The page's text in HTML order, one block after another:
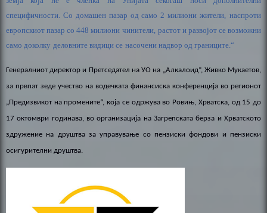
специфичности. Со домашен пазар од само 2 милиони жители, наспроти
европскиот пазар со 448 милиони чинители, растот и развојот се возможни
само доколку деловните видици се насочени надвор од границите.“
Генералниот директор и Претседател на УО на „Алкалоид“, Живко Мукаетов,
за првпат зеде учество на водечката финансиска конференција во регионот
„Предизвикот на промените“, која се одржува во Ровињ, Хрватска,од 15 до
17 октомври годинава, во организација на Загрепската берза и Хрватското
здружение на друштва за управување со пензиски фондови и пензиски
осигурителни друштва.